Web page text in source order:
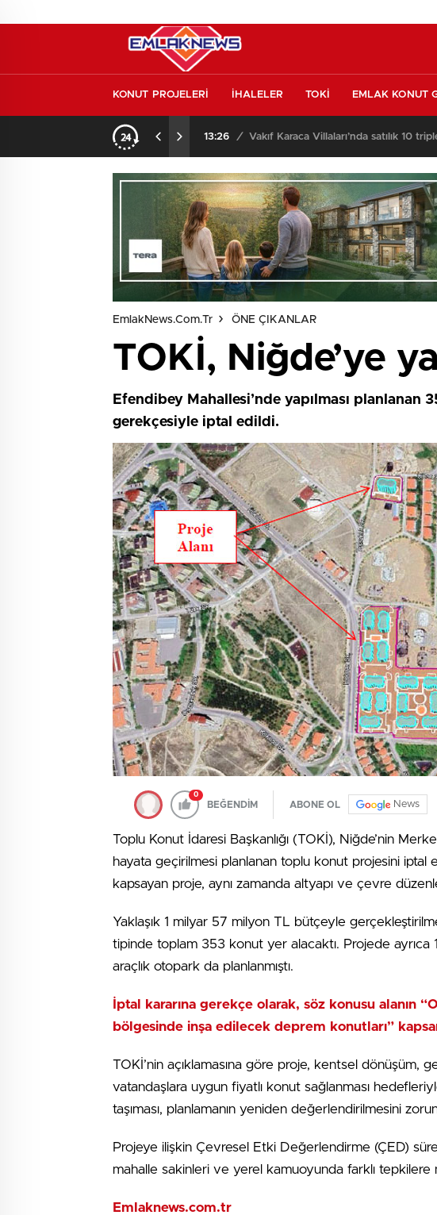
KONUT PROJELERİ İHALELER TOKİ EMLAK KONUT
13:26 / Vakıf Karaca Villaları’nda satılık 10
EmlakNews.com.tr ÖNE ÇIKANLAR
TOKİ, Niğde’ye
Efendibey Mahallesi’nde yapılması
gerekçesiyle iptal edildi.
0
BEĞENDİM ABONE OL News
Toplu Konut İdaresi Başkanlığı (TOKİ), Niğde’nin
hayata geçirilmesi planlanan toplu konut projesini iptal
kapsayan proje, aynı zamanda altyapı ve çevre
Yaklaşık 1 milyar 57 milyon TL bütçeyle
tipinde toplam 353 konut yer alacaktı. Projede
araçlık otopark da planlanmıştı.
İptal kararına gerekçe olarak, söz konusu alanın
bölgesinde inşa edilecek deprem konutları”
TOKİ’nin açıklamasına göre proje, kentsel dönüşüm,
vatandaşlara uygun fiyatlı konut sağlanması
taşıması, planlamanın yeniden değerlendirilmesini
Projeye ilişkin Çevresel Etki Değerlendirme (ÇED)
mahalle sakinleri ve yerel kamuoyunda farklı tepkilere
Emlaknews.com.tr